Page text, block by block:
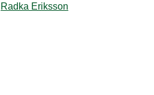
Radka Eriksson